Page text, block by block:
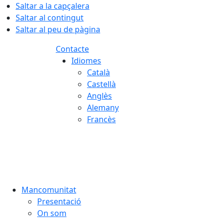
Saltar a la capçalera
Saltar al contingut
Saltar al peu de pàgina
Contacte
Idiomes
Català
Castellà
Anglès
Alemany
Francès
Mancomunitat
Presentació
On som